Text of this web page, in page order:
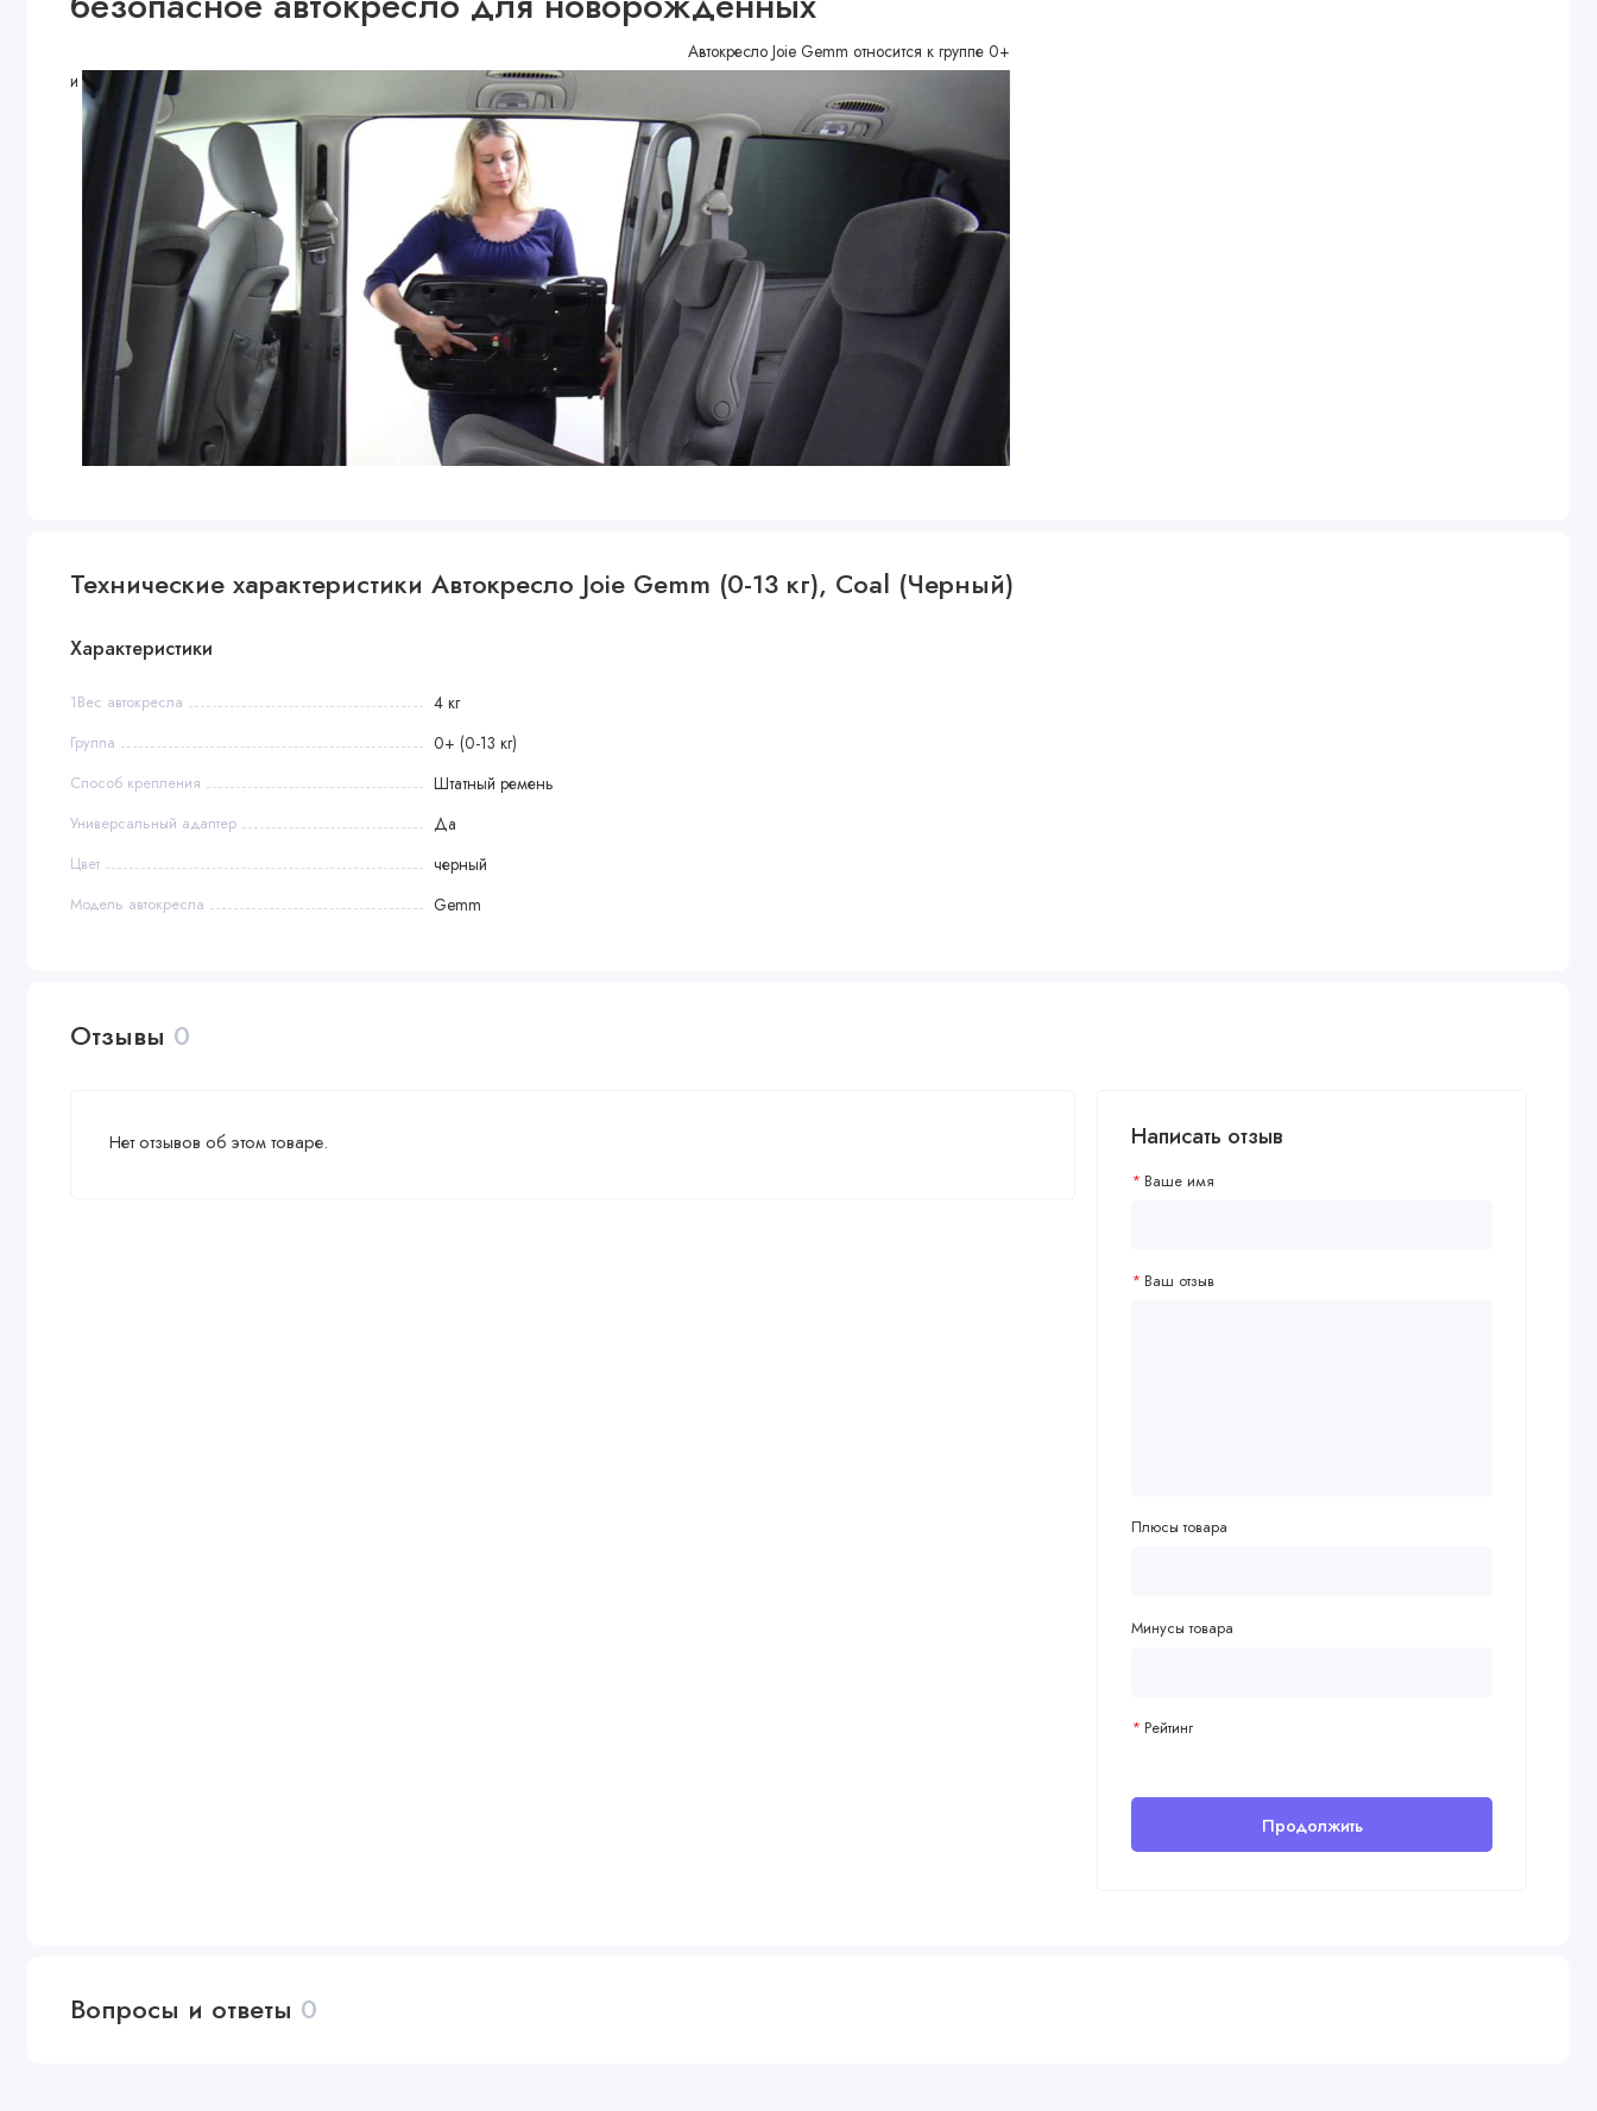
Автокресло Joie Gemm относится к группе 0+
и предназначена для перевозки младенцев с рождения и до 1,5 лет (весом до 13 кг).
Технические характеристики Автокресло Joie Gemm (0-13 кг), Coal (Черный)
Характеристики
1Вес автокресла 4 кг
Группа 0+ (0-13 кг)
Способ крепления Штатный ремень
Универсальный адаптер Да
Цвет черный
Модель автокресла Gemm
Отзывы 0
Нет отзывов об этом товаре. Написать отзыв
Ваше имя
Ваш отзыв
Плюсы товара
Минусы товара
Рейтинг
Продолжить
Вопросы и ответы 0